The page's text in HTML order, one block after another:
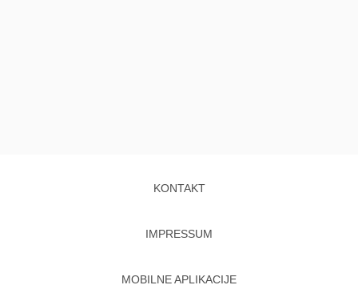
KONTAKT
IMPRESSUM
MOBILNE APLIKACIJE